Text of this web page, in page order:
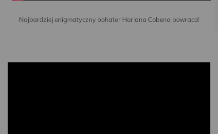
Najbardziej enigmatyczny bohater Harlana Cobena powraca!